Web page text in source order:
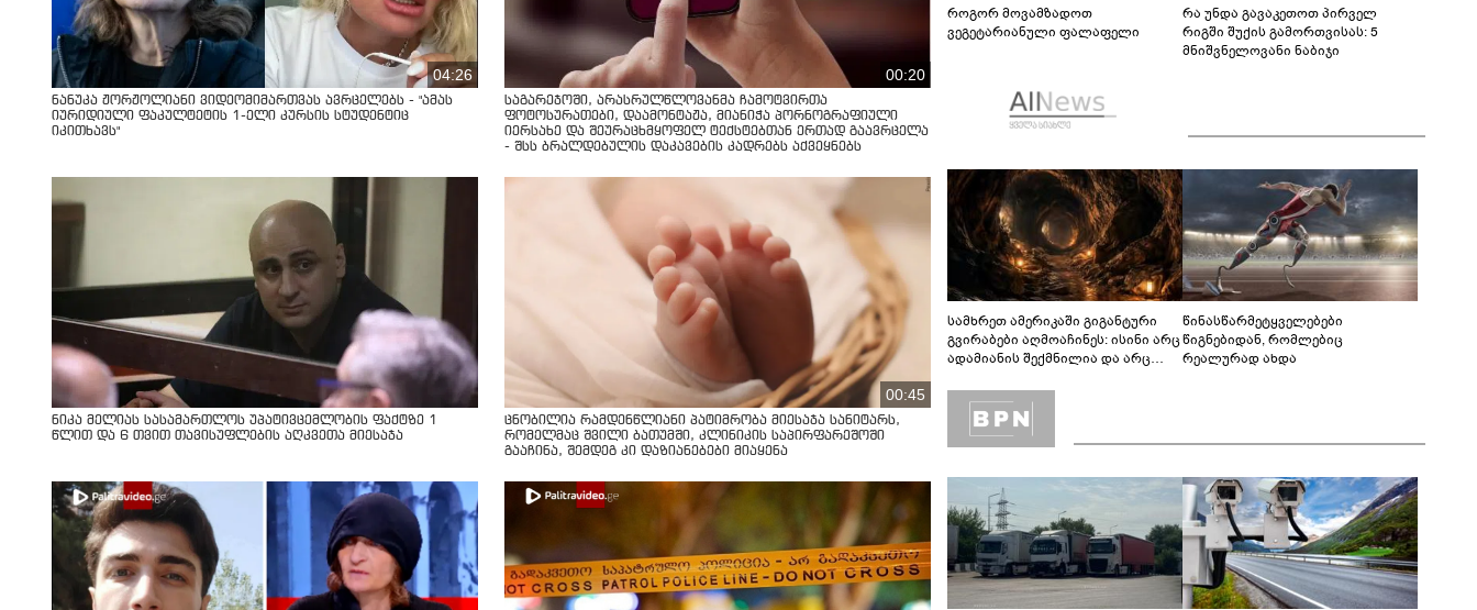
04:26
ნანუკა ჟორჟოლიანი ვიდეომიმართვას ავრცელებს - "ამას
იურიდიული ფაკულტეტის 1-ელი კურსის სტუდენტიც
იკითხავს"
00:20
საგარეჯოში, არასრულწლოვანმა ჩამოტვირთა
ფოტოსურათები, დაამონტაჟა, მიანიჭა პორნოგრაფიული
იერსახე და შეურაცხმყოფელ ტექსტებთან ერთად გაავრცელა
- შსს ბრალდებულის დაკავების კადრებს აქვეყნებს
ნიკა მელიას სასამართლოს უპატივცემლობის ფაქტზე 1
წლით და 6 თვით თავისუფლების აღკვეთა მიესაჯა
00:45
ცნობილია რამდენწლიანი პატიმრობა მიესაჯა სანიტარს,
რომელმაც შვილი ბათუმში, კლინიკის საპირფარეშოში
გააჩინა, შემდეგ კი დაზიანებები მიაყენა
როგორ მოვამზადოთ
ვეგეტარიანული ფალაფელი
რა უნდა გავაკეთოთ პირველ
რიგში შუქის გამორთვისას: 5
მნიშვნელოვანი ნაბიჯი
სამხრეთ ამერიკაში გიგანტური
გვირაბები აღმოაჩინეს: ისინი არც
ადამიანის შექმნილია და არც
ლაბირინთები?
წინასწარმეტყველებები
წიგნებიდან, რომლებიც
რეალურად ახდა